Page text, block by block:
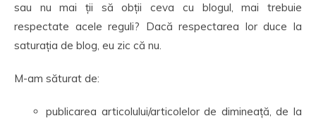
sau nu mai ții să obții ceva cu blogul, mai trebuie
respectate acele reguli? Dacă respectarea lor duce la
saturația de blog, eu zic că nu.
M-am săturat de:
publicarea articolului/articolelor de dimineață, de la